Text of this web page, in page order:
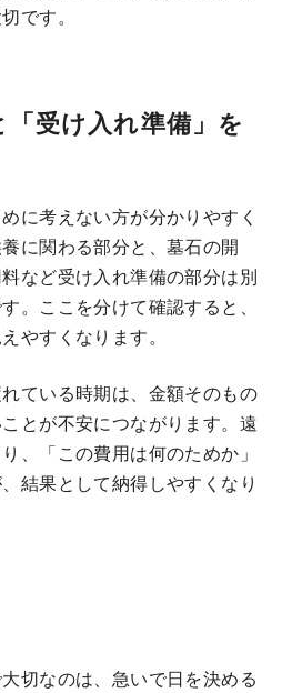
です。
受け入れ準備」を
に考えない方が分かりやすく
に関わる部分と、墓石の開
など受け入れ準備の部分は別
。ここを分けて確認すると、
やすくなります。
ている時期は、金額そのもの
とが不安につながります。遠
、「この費用は何のためか」
結果として納得しやすくなり
切なのは、急いで日を決める